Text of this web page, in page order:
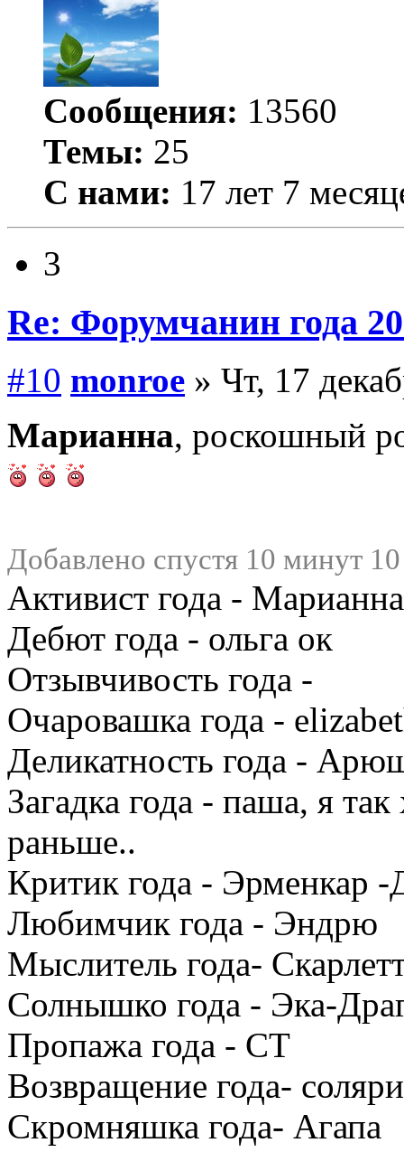
Сообщения: 13560
Темы: 25
С нами: 17 лет 7
3
Re: Форумчанин
#10 monroe » Чт, 17
Марианна, роскошный
Добавлено спустя 10 минут
Активист года - Марианна
Дебют года - ольга ок
Отзывчивость года -
Очаровашка года -
Деликатность года -
Загадка года - паша, я
раньше..
Критик года - Эрменкар
Любимчик года - Эндрю
Мыслитель года-
Солнышко года - Эка-
Пропажа года - СТ
Возвращение года-
Скромняшка года- Агапа